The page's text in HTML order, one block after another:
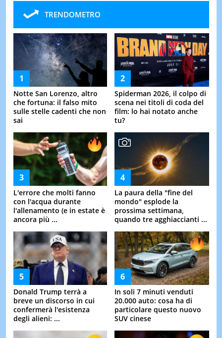
TRENDOMETRO
Notte San Lorenzo, altro
che fortuna: il falso mito
sulle stelle cadenti che non
sai
Spiderman 2026, il colpo di
scena nei titoli di coda del
film: lo hai notato anche
tu?
L'errore che molti fanno
con l'acqua durante
l'allenamento (e in estate è
ancora più ...
La paura della "fine del
mondo" esplode la
prossima settimana,
quando tre agghiaccianti ...
Donald Trump terrà a
breve un discorso in cui
confermerà l'esistenza
degli alieni: ...
In soli 7 minuti venduti
20.000 auto: cosa ha di
particolare questo nuovo
SUV cinese